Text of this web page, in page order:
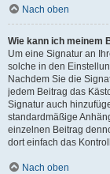
Nach oben
Wie kann ich meinem
Um eine Signatur an
solche in den
Nachdem Sie die
jedem Beitrag das
Signatur auch
standardmäßige
einzelnen Beitrag
dort einfach das
Nach oben